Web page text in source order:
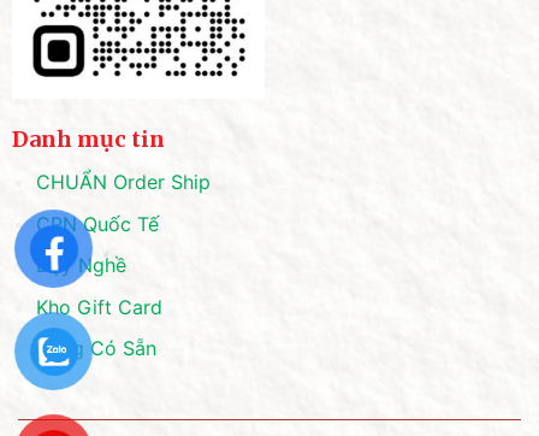
Danh mục tin
CHUẨN Order Ship
CPN Quốc Tế
Dạy Nghề
Kho Gift Card
Hàng Có Sẵn